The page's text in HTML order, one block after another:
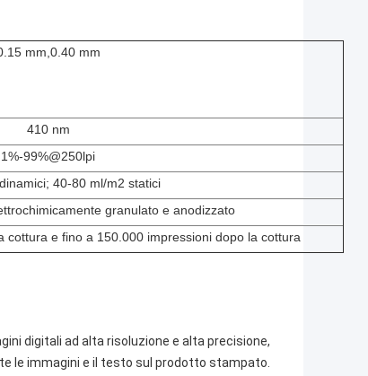
mm,0.40 mm
410 nm
1%-99%@250lpi
40-80 ml/m2 statici
granulato e anodizzato
cottura e fino a 150.000 impressioni dopo la cottura
digitali ad alta risoluzione e alta precisione,
le immagini e il testo sul prodotto stampato.